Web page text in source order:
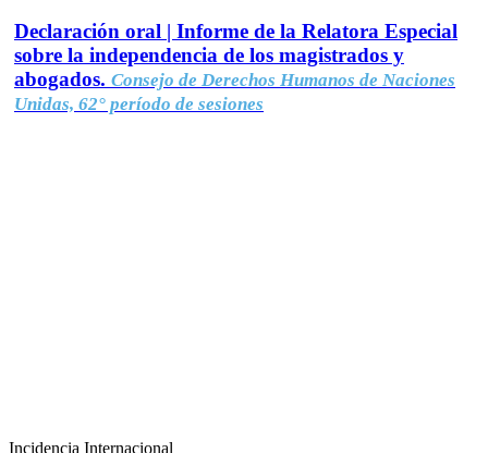
Declaración oral | Informe de la Relatora Especial
sobre la independencia de los magistrados y
abogados. Consejo de Derechos Humanos de Naciones
Unidas, 62° período de sesiones
Incidencia Internacional